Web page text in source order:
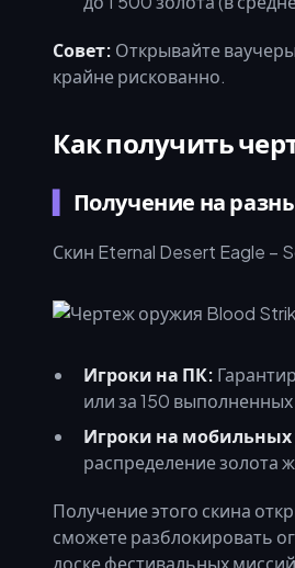
Совет: Открывайте
крайне рискованно.
Как получить
Получение на
Скин Eternal Desert Eagle –
Игроки на ПК:
или за 150 выполненных
Игроки на мобильных
распределение золота
Получение этого скина
сможете разблокировать
доске фестивальных